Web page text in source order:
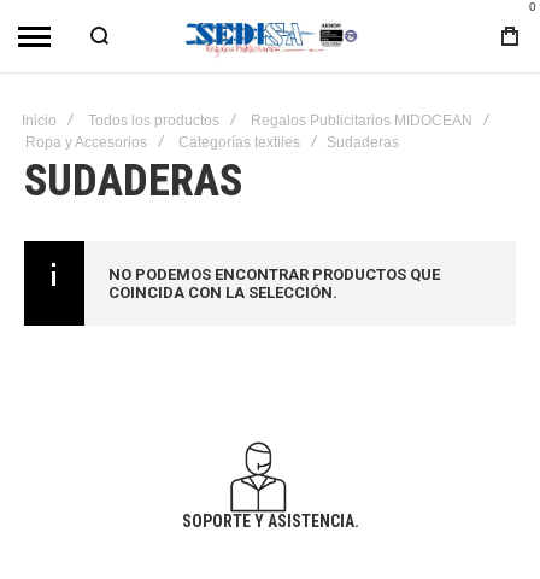
0
Inicio Todos los productos
Regalos Publicitarios MIDOCEAN
Ropa y Accesorios
Categorías textiles Sudaderas
SUDADERAS
NO PODEMOS ENCONTRAR PRODUCTOS QUE
COINCIDA CON LA SELECCIÓN.
SOPORTE Y ASISTENCIA.